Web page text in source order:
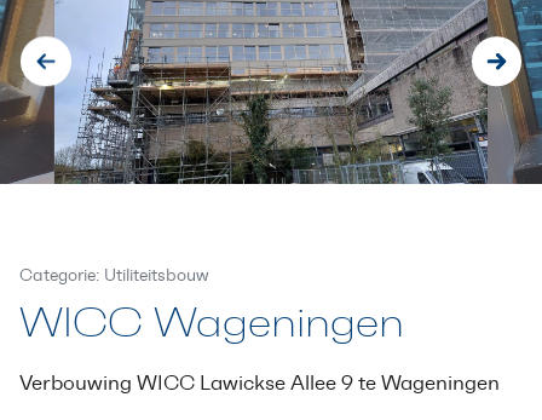
Categorie: Utiliteitsbouw
WICC Wageningen
Verbouwing WICC Lawickse Allee 9 te Wageningen